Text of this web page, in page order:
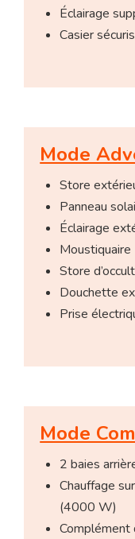
Éclairage
Casier
Mode
Store
Panneau
Éclairage
Moustiquaire
Store
Douchette
Prise
Mode
2 baies
Chauffage
(4000 W)
Complément